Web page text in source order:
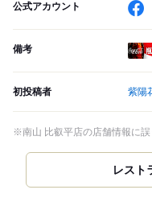
公式アカウント
備考
初投稿者 紫陽
※南山 比叡平店の店舗情報に誤